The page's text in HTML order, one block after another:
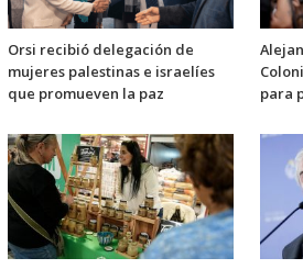
Orsi recibió delegación de
mujeres palestinas e israelíes
que promueven la paz
para